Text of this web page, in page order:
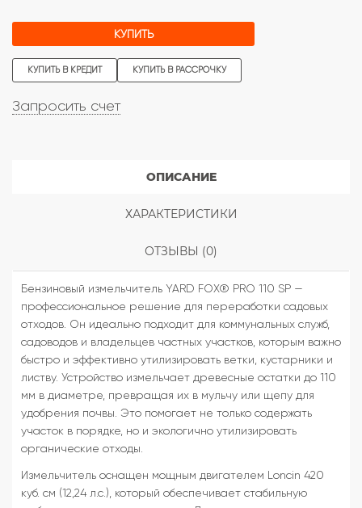
КУПИТЬ
КУПИТЬ В КРЕДИТ КУПИТЬ В РАССРОЧКУ
Запросить счет
ОПИСАНИЕ
ХАРАКТЕРИСТИКИ
ОТЗЫВЫ (0)
Бензиновый измельчитель YARD FOX® PRO 110 SP —
профессиональное решение для переработки садовых
отходов. Он идеально подходит для коммунальных служб,
садоводов и владельцев частных участков, которым важно
быстро и эффективно утилизировать ветки, кустарники и
листву. Устройство измельчает древесные остатки до 110
мм в диаметре, превращая их в мульчу или щепу для
удобрения почвы. Это помогает не только содержать
участок в порядке, но и экологично утилизировать
органические отходы.
Измельчитель оснащен мощным двигателем Loncin 420
куб. см (12,24 л.с.), который обеспечивает стабильную